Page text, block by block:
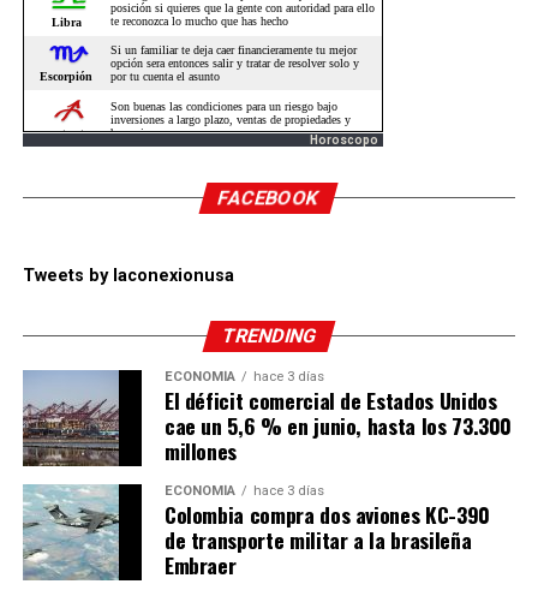
Horoscopo
FACEBOOK
Tweets by laconexionusa
TRENDING
ECONOMÍA hace 3 días
El déficit comercial de Estados Unidos
cae un 5,6 % en junio, hasta los 73.300
millones
ECONOMÍA hace 3 días
Colombia compra dos aviones KC-390
de transporte militar a la brasileña
Embraer